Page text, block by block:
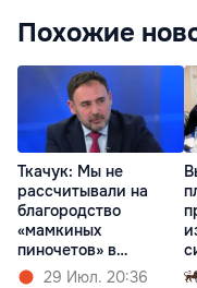
Похожие
Ткачук: Мы не
рассчитывали на
благородство
«мамкиных
пиночетов» в
правительстве
29 Июл. 20:36